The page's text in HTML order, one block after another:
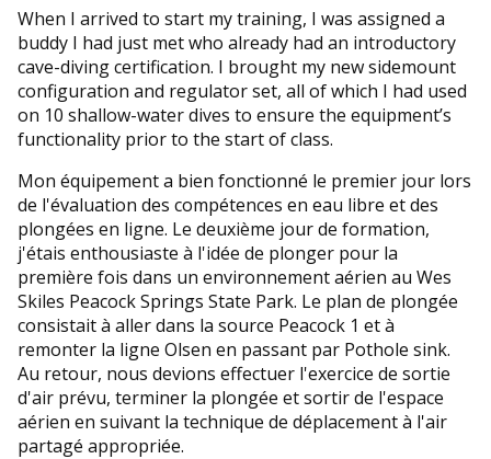
When I arrived to start my training, I was assigned a
buddy I had just met who already had an introductory
cave-diving certification. I brought my new sidemount
configuration and regulator set, all of which I had used
on 10 shallow-water dives to ensure the equipment’s
functionality prior to the start of class.
Mon équipement a bien fonctionné le premier jour lors
de l'évaluation des compétences en eau libre et des
plongées en ligne. Le deuxième jour de formation,
j'étais enthousiaste à l'idée de plonger pour la
première fois dans un environnement aérien au Wes
Skiles Peacock Springs State Park. Le plan de plongée
consistait à aller dans la source Peacock 1 et à
remonter la ligne Olsen en passant par Pothole sink.
Au retour, nous devions effectuer l'exercice de sortie
d'air prévu, terminer la plongée et sortir de l'espace
aérien en suivant la technique de déplacement à l'air
partagé appropriée.